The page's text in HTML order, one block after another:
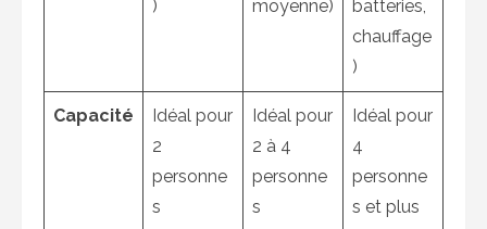
)
moyenne)
batteries,
chauffage
)
Capacité
Idéal pour
2
personne
s
Idéal pour
2 à 4
personne
s
Idéal pour
4
personne
s et plus